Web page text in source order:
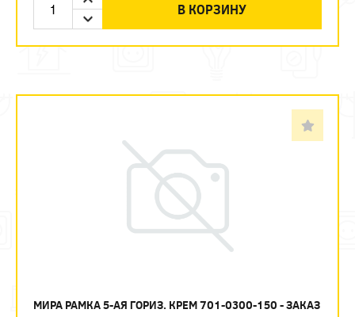
В КОРЗИНУ
МИРА РАМКА 5-АЯ ГОРИЗ. КРЕМ 701-0300-150 - ЗАКАЗ